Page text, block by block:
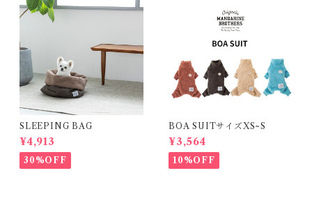
SLEEPING BAG
¥4,913
30%OFF
BOA SUITサイズXS~S
¥3,564
10%OFF